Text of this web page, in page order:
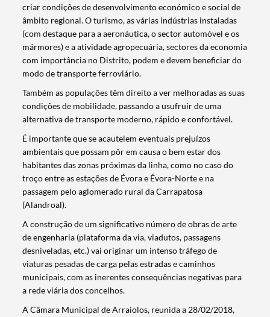
criar condições de desenvolvimento económico e social de
âmbito regional. O turismo, as várias indústrias instaladas
(com destaque para a aeronáutica, o sector automóvel e os
mármores) e a atividade agropecuária, sectores da economia
com importância no Distrito, podem e devem beneficiar do
modo de transporte ferroviário.
Também as populações têm direito a ver melhoradas as suas
condições de mobilidade, passando a usufruir de uma
alternativa de transporte moderno, rápido e confortável.
É importante que se acautelem eventuais prejuízos
ambientais que possam pôr em causa o bem estar dos
habitantes das zonas próximas da linha, como no caso do
troço entre as estações de Évora e Évora-Norte e na
passagem pelo aglomerado rural da Carrapatosa
(Alandroal).
A construção de um significativo número de obras de arte
de engenharia (plataforma da via, viadutos, passagens
desniveladas, etc.) vai originar um intenso tráfego de
viaturas pesadas de carga pelas estradas e caminhos
municipais, com as inerentes consequências negativas para
a rede viária dos concelhos.
A Câmara Municipal de Arraiolos, reunida a 28/02/2018,